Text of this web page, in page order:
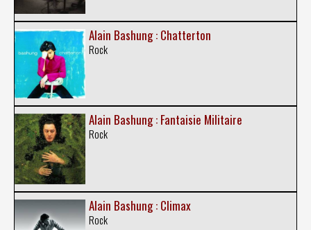
Alain Bashung : Chatterton
Rock
Alain Bashung : Fantaisie Militaire
Rock
Alain Bashung : Climax
Rock